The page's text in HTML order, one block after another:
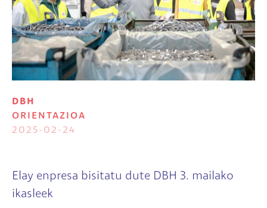
DBH
ORIENTAZIOA
2025-02-24
Elay enpresa bisitatu dute DBH 3. mailako
ikasleek